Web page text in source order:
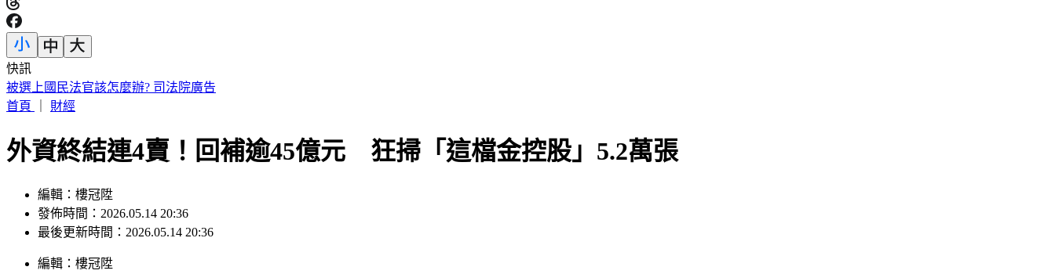
快訊
被選上國民法官該怎麼辦? 司法院廣告
首頁
財經
外資終結連4賣！回補逾45億元 狂掃「這檔金控股」5.2萬張
編輯：樓冠陞
發佈時間：2026.05.14 20:36
最後更新時間：2026.05.14 20:36
編輯 ： 樓冠陞